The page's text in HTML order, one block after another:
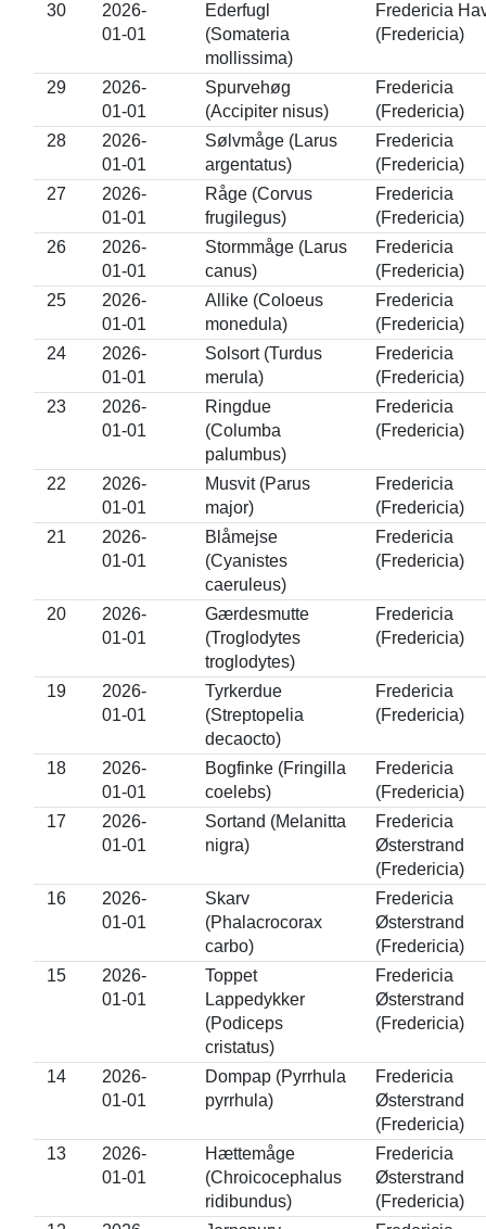
30
2026-
01-01
Ederfugl
(Somateria
mollissima)
Fredericia
(Fredericia)
29
2026-
01-01
Spurvehøg
(Accipiter nisus)
Fredericia
(Fredericia)
28
2026-
01-01
Sølvmåge (Larus
argentatus)
Fredericia
(Fredericia)
27
2026-
01-01
Råge (Corvus
frugilegus)
Fredericia
(Fredericia)
26
2026-
01-01
Stormmåge (Larus
canus)
Fredericia
(Fredericia)
25
2026-
01-01
Allike (Coloeus
monedula)
Fredericia
(Fredericia)
24
2026-
01-01
Solsort (Turdus
merula)
Fredericia
(Fredericia)
23
2026-
01-01
Ringdue
(Columba
palumbus)
Fredericia
(Fredericia)
22
2026-
01-01
Musvit (Parus
major)
Fredericia
(Fredericia)
21
2026-
01-01
Blåmejse
(Cyanistes
caeruleus)
Fredericia
(Fredericia)
20
2026-
01-01
Gærdesmutte
(Troglodytes
troglodytes)
Fredericia
(Fredericia)
19
2026-
01-01
Tyrkerdue
(Streptopelia
decaocto)
Fredericia
(Fredericia)
18
2026-
01-01
Bogfinke (Fringilla
coelebs)
Fredericia
(Fredericia)
17
2026-
01-01
Sortand (Melanitta
nigra)
Fredericia
Østerstrand
(Fredericia)
16
2026-
01-01
Skarv
(Phalacrocorax
carbo)
Fredericia
Østerstrand
(Fredericia)
15
2026-
01-01
Toppet
Lappedykker
(Podiceps
cristatus)
Fredericia
Østerstrand
(Fredericia)
14
2026-
01-01
Dompap (Pyrrhula
pyrrhula)
Fredericia
Østerstrand
(Fredericia)
13
2026-
01-01
Hættemåge
(Chroicocephalus
ridibundus)
Fredericia
Østerstrand
(Fredericia)